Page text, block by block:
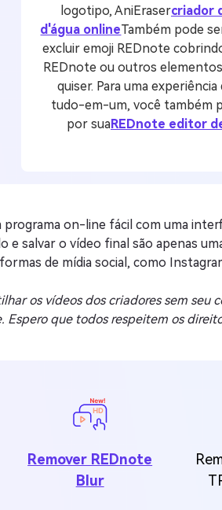
logotipo, AniErasercriador
d'água onlineTambém pode
excluir emoji REDnote
REDnote ou outros
quiser. Para uma experiência
tudo-em-um, você também
por suaREDnote editor
on-line fácil com uma
salvar o vídeo final são apenas
de mídia social, como
os vídeos dos criadores sem
Espero que todos respeitem os
Remover REDnote
Blur